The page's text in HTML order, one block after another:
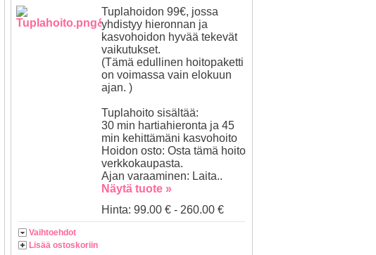
Tuplahoidon 99€, jossa
yhdistyy hieronnan ja
kasvohoidon hyvää tekevät
vaikutukset.
(Tämä edullinen hoitopaketti
on voimassa vain elokuun
ajan. )
Tuplahoito sisältää:
30 min hartiahieronta ja 45
min kehittämäni kasvohoito
Hoidon osto: Osta tämä hoito
verkkokaupasta.
Ajan varaaminen: Laita..
Näytä tuote »
Hinta: 99.00 € - 260.00 €
Vaihtoehdot
Lisää ostoskoriin